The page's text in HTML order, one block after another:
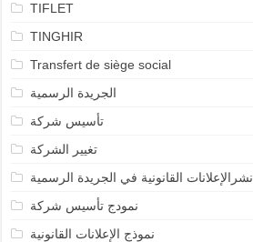
TIFLET
TINGHIR
Transfert de siège social
الجريدة الرسمية
تأسيس شركة
تغيير الشركة
نشرالإعلانات القانونية في الجريدة الرسمية
نمودج تأسيس شركة
نموذج الإعلانات القانونية